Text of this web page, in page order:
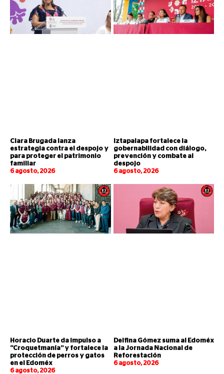
Clara Brugada lanza
estrategia contra el despojo y
para proteger el patrimonio
familiar
6 agosto, 2026
Iztapalapa fortalece la
gobernabilidad con diálogo,
prevención y combate al
despojo
6 agosto, 2026
Horacio Duarte da impulso a
“Croquetmanía” y fortalece la
protección de perros y gatos
en el Edoméx
6 agosto, 2026
Delfina Gómez suma al Edoméx
a la Jornada Nacional de
Reforestación
6 agosto, 2026